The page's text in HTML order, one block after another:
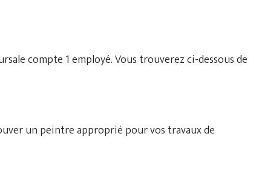
compte 1 employé. Vous trouverez ci-dessous de
un peintre approprié pour vos travaux de